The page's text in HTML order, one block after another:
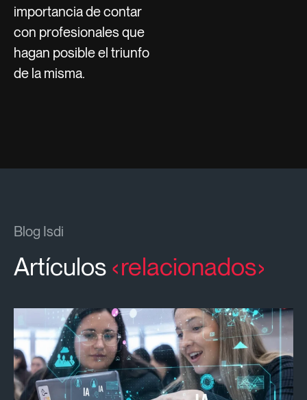
importancia de contar
con profesionales que
hagan posible el triunfo
de la misma.
Blog Isdi
Artículos relacionados